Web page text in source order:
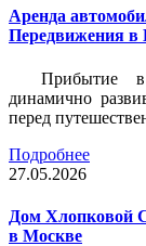
Аренда
Передвижения
Прибытие
динамично
перед
Подробнее
27.05.2026
Дом Хлопковой
в Москве